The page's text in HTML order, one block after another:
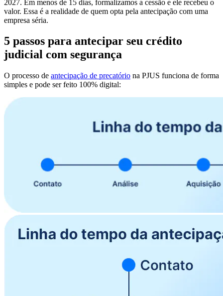
2027. Em menos de 15 dias, formalizamos a cessão e ele recebeu o
valor. Essa é a realidade de quem opta pela antecipação com uma
empresa séria.
5 passos para antecipar seu crédito
judicial com segurança
O processo de antecipação de precatório na PJUS funciona de forma
simples e pode ser feito 100% digital: